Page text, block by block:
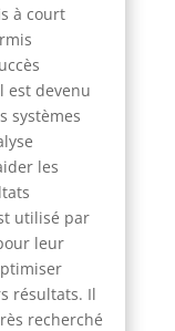
à court
est devenu
systèmes
les
utilisé par
leur
résultats. Il
recherché